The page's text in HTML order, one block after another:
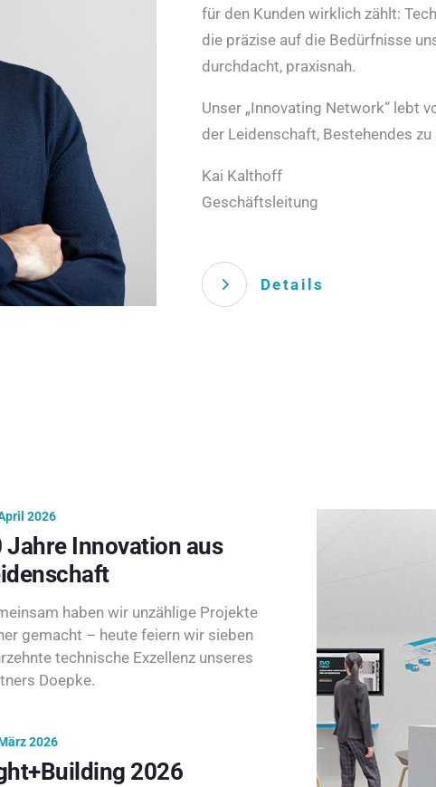
für den Kunden wirklich zählt:
die präzise auf die Bedürfnisse
durchdacht, praxisnah.
Unser „Innovating Network“ lebt
der Leidenschaft, Bestehendes
Kai Kalthoff
Geschäftsleitung
Details
2026
Jahre Innovation aus
haben wir unzählige Projekte
gemacht – heute feiern wir sieben
technische Exzellenz unseres
Doepke.
2026
2026